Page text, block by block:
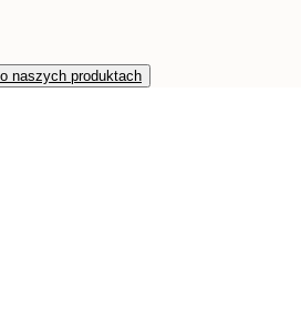
naszych produktach